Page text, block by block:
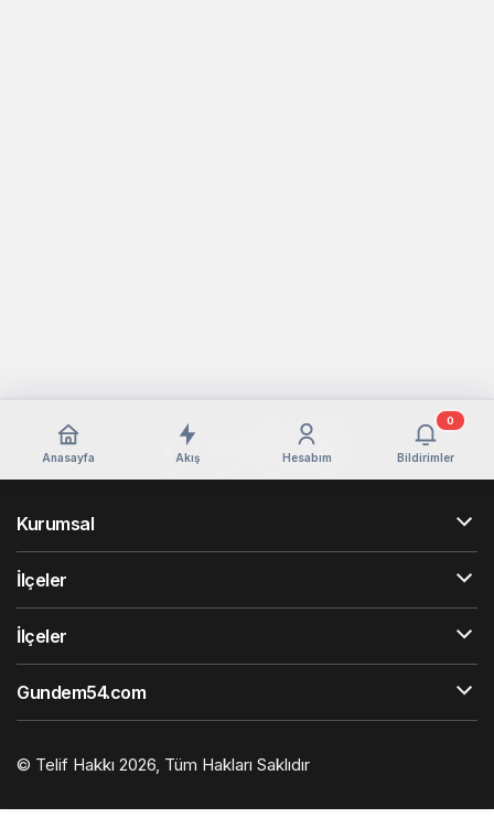
Anasayfa Akış Hesabım Bildirimler
0
Kurumsal
İlçeler
İlçeler
Gundem54.com
© Telif Hakkı 2026, Tüm Hakları Saklıdır